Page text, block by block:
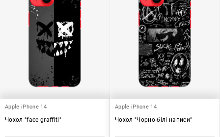
Apple iPhone 14
Чохол "face graffiti"
Apple iPhone 14
Чохол "Чорно-білі написи"